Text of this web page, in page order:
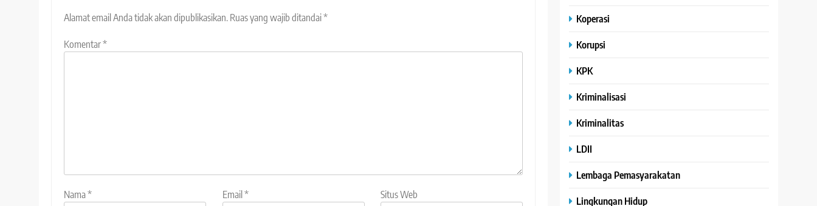
Alamat email Anda tidak akan dipublikasikan. Ruas yang wajib ditandai*
Komentar*
Nama* Email* Situs Web
Koperasi
Korupsi
KPK
Kriminalisasi
Kriminalitas
LDII
Lembaga Pemasyarakatan
Lingkungan Hidup